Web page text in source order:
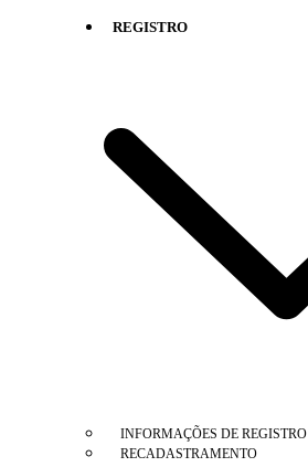
REGISTRO
INFORMAÇÕES DE REGISTRO
RECADASTRAMENTO